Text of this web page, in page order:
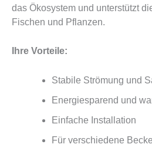
das Ökosystem und unterstützt
Fischen und Pflanzen.
Ihre Vorteile:
Stabile Strömung und
Energiesparend und
Einfache Installation
Für verschiedene